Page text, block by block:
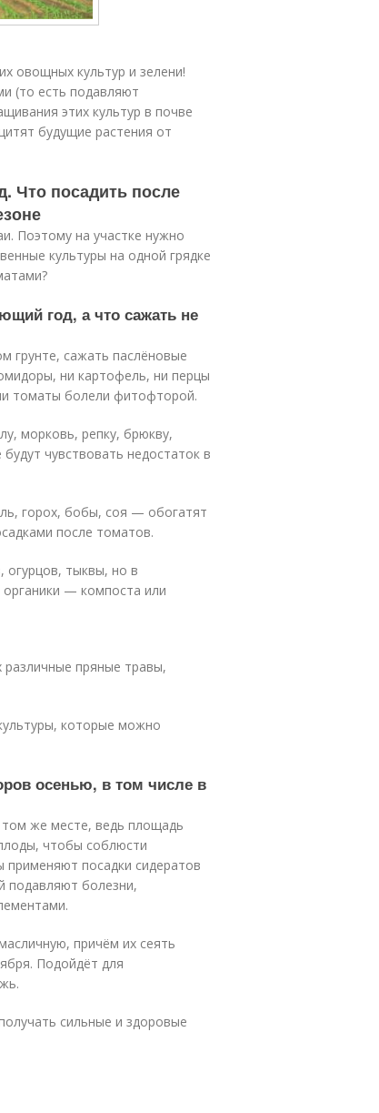
овощных культур и зелени!
(то есть подавляют
этих культур в почве
будущие растения от
Что посадить после
Поэтому на участке нужно
культуры на одной грядке
год, а что сажать не
грунте, сажать паслёновые
ни картофель, ни перцы
томаты болели фитофторой.
морковь, репку, брюкву,
чувствовать недостаток в
горох, бобы, соя — обогатят
после томатов.
огурцов, тыквы, но в
— компоста или
пряные травы,
которые можно
осенью, в том числе в
же месте, ведь площадь
чтобы соблюсти
посадки сидератов
подавляют болезни,
причём их сеять
Подойдёт для
сильные и здоровые